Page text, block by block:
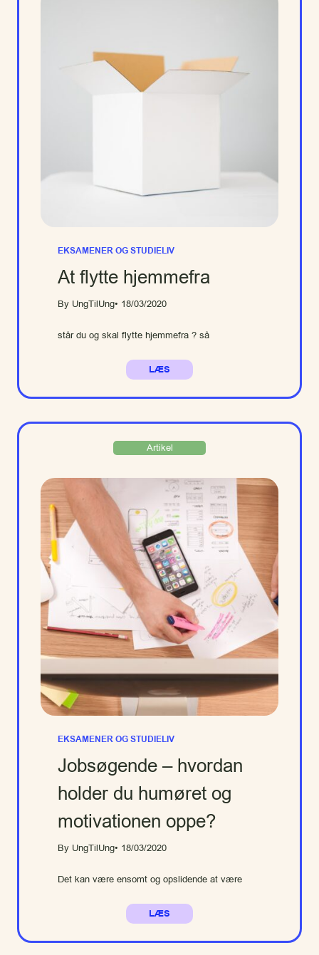
EKSAMENER OG STUDIELIV
At flytte hjemmefra
By UngTilUng• 18/03/2020
står du og skal flytte hjemmefra ? så
LÆS
Artikel
EKSAMENER OG STUDIELIV
Jobsøgende – hvordan
holder du humøret og
motivationen oppe?
By UngTilUng• 18/03/2020
Det kan være ensomt og opslidende at være
LÆS